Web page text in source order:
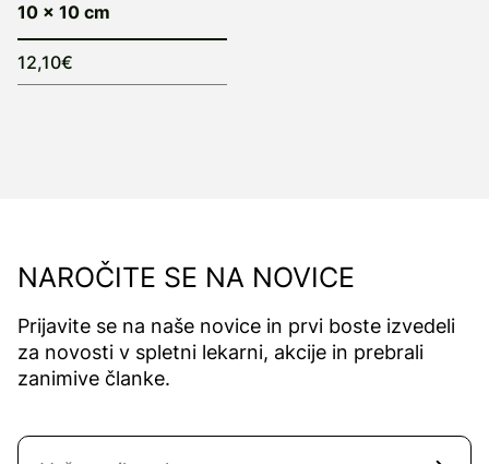
10 x 10 cm
12,10€
NAROČITE SE NA NOVICE
Prijavite se na naše novice in prvi boste izvedeli
za novosti v spletni lekarni, akcije in prebrali
zanimive članke.
Naročite se na novice